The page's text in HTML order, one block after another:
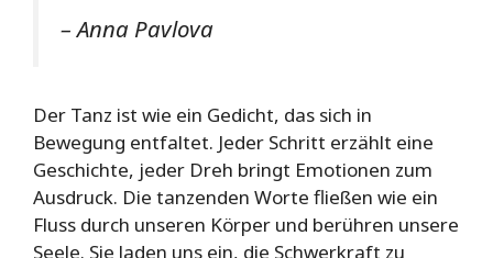
– Anna Pavlova
Der Tanz ist wie ein Gedicht, das sich in
Bewegung entfaltet. Jeder Schritt erzählt eine
Geschichte, jeder Dreh bringt Emotionen zum
Ausdruck. Die tanzenden Worte fließen wie ein
Fluss durch unseren Körper und berühren unsere
Seele. Sie laden uns ein, die Schwerkraft zu